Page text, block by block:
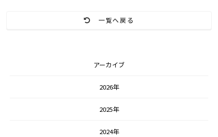
一覧へ戻る
アーカイブ
2026年
2025年
2024年